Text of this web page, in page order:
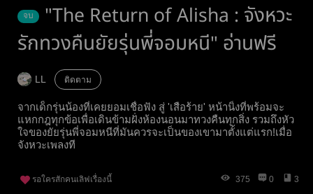
จบ
"The Return of Alisha : จังหวะ
รักทวงคืนยัยรุ่นพี่จอมหนี" อ่านฟรี
LL ติดตาม
จากเด็กรุ่นน้องที่เคยยอมเชื่อฟัง สู่ 'เสือร้าย' หน้านิ่งที่พร้อมจะ
แหกกฎทุกข้อเพื่อเดินข้ามฝั่งห้องนอนมาทวงคืนทุกสิ่ง รวมถึงหัว
ใจของยัยรุ่นพี่จอมหนีที่มันควรจะเป็นของเขามาตั้งแต่แรก!เมื่อ
จังหวะเพลงที
รอใครสักคนเลิฟเรื่องนี้ 375 0 3